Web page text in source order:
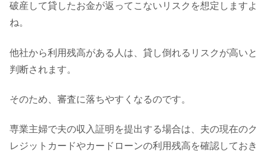
破産して貸したお金が返ってこないリスクを想定しますよ
ね。
他社から利用残高がある人は、貸し倒れるリスクが高いと
判断されます。
そのため、審査に落ちやすくなるのです。
専業主婦で夫の収入証明を提出する場合は、夫の現在のク
レジットカードやカードローンの利用残高を確認しておき